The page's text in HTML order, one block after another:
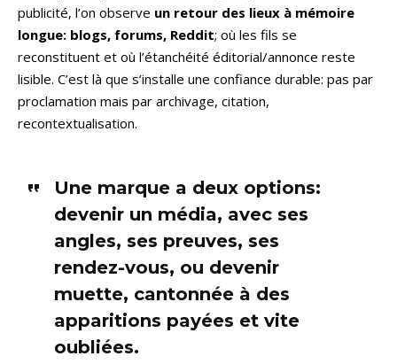
publicité, l’on observe un retour des lieux à mémoire
longue: blogs, forums, Reddit; où les fils se
reconstituent et où l’étanchéité éditorial/annonce reste
lisible. C’est là que s’installe une confiance durable: pas par
proclamation mais par archivage, citation,
recontextualisation.
Une marque a deux options:
devenir un média, avec ses
angles, ses preuves, ses
rendez-vous, ou devenir
muette, cantonnée à des
apparitions payées et vite
oubliées.